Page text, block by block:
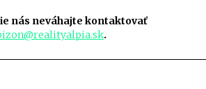
nás neváhajte kontaktovať
.